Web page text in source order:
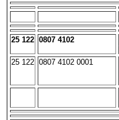
25 122 0807 4102
25 122 0807 4102 0001